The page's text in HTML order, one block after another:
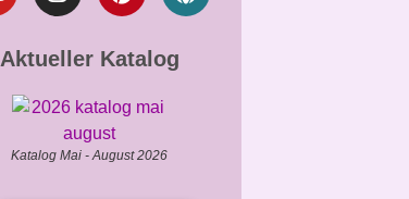
Aktueller Katalog
Katalog Mai - August 2026